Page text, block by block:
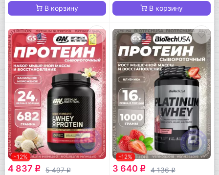
В корзину В корзину
-12%
4 837 q 5 497q
-12%
3 640 q 4 136q